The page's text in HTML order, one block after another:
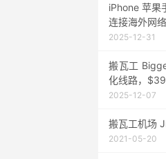
iPhone 苹果
连接海外网络
2025-12-31
搬瓦工
化线路，
2025-12-07
搬瓦工机场
2021-05-20